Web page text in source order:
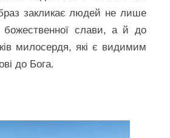
закликає людей не лише
божественної слави, а й до
милосердя, які є видимим
до Бога.